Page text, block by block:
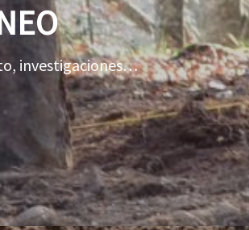
investigaciones…